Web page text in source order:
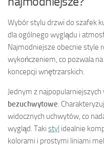
Wybór stylu drzwi do szafek
dla ogólnego wyglądu i
Najmodniejsze obecnie style
wykończeniem, co pozwala
koncepcji wnętrzarskich.
Jednym z
bezuchwytowe.
widocznych uchwytów, co
wygląd. Taki styl idealnie
kolorami i prostymi liniami